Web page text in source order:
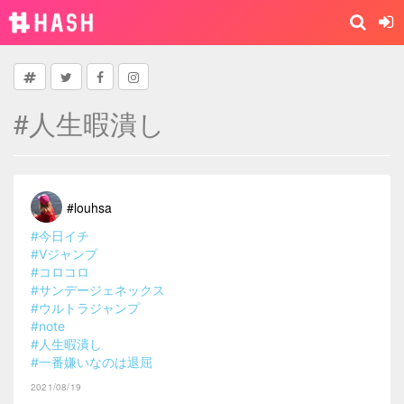
#人生暇潰し
#louhsa
#今日イチ
#Vジャンプ
#コロコロ
#サンデージェネックス
#ウルトラジャンプ
#note
#人生暇潰し
#一番嫌いなのは退屈
2021/08/19